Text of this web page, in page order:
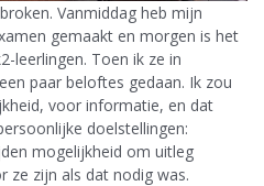
Vanmiddag heb mijn
gemaakt en morgen is het
leerlingen. Toen ik ze in
paar beloftes gedaan. Ik zou
voor informatie, en dat
doelstellingen:
mogelijkheid om uitleg
ze zijn als dat nodig was.